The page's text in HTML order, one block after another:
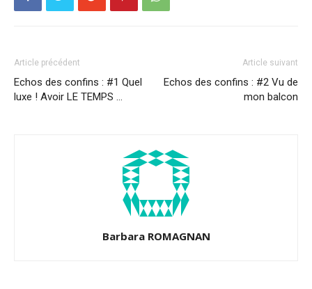
Article précédent
Echos des confins : #1 Quel
luxe ! Avoir LE TEMPS …
Article suivant
Echos des confins : #2 Vu de
mon balcon
Barbara ROMAGNAN